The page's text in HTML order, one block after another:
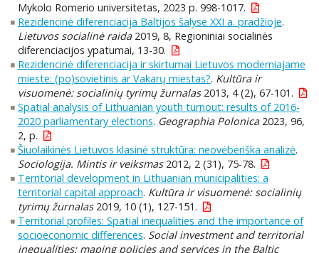
Mykolo Romerio universitetas, 2023 p. 998-1017.
Rezidencinė diferenciacija Baltijos šalyse XXI a. pradžioje.
Lietuvos socialinė raida2019, 8, Regioniniai socialinės
diferenciacijos ypatumai, 13-30.
Rezidencinė diferenciacija ir skirtumai Lietuvos moderniajame
mieste: (po)sovietinis ar Vakarų miestas?. Kultūra ir
visuomenė: socialinių tyrimų žurnalas2013, 4 (2), 67-101.
Spatial analysis of Lithuanian youth turnout: results of 2016-
2020 parliamentary elections. Geographia Polonica2023, 96,
2, p.
Šiuolaikinės Lietuvos klasinė struktūra: neovėberiška analizė.
Sociologija. Mintis ir veiksmas2012, 2 (31), 75-78.
Territorial development in Lithuanian municipalities: a
territorial capital approach. Kultūra ir visuomenė: socialinių
tyrimų žurnalas2019, 10 (1), 127-151.
Territorial profiles: Spatial inequalities and the importance of
socioeconomic differences. Social investment and territorial
inequalities: maping policies and services in the Baltic